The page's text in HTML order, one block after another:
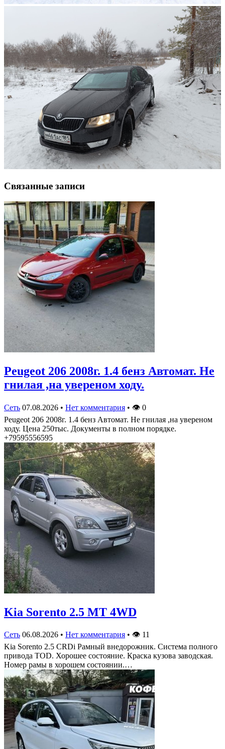
Связанные записи
Peugeot 206 2008г. 1.4 бенз Автомат. Не
гнилая ,на увереном ходу.
Сеть 07.08.2026 • Нет комментария • 👁 0
Peugeot 206 2008г. 1.4 бенз Автомат. Не гнилая ,на увереном
ходу. Цена 250тыс. Документы в полном порядке.
+79595556595
Kia Sorento 2.5 MT 4WD
Сеть 06.08.2026 • Нет комментария • 👁 11
Kia Sorento 2.5 CRDi Рамный внедорожник. Система полного
привода TOD. Хорошее состояние. Краска кузова заводская.
Номер рамы в хорошем состоянии.…